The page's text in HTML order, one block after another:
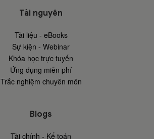
Tài nguyên
Tài liệu - eBooks
Sự kiện - Webinar
Khóa học trực tuyến
Ứng dụng miễn phí
Trắc nghiệm chuyên môn
Blogs
Tài chính - Kế toán